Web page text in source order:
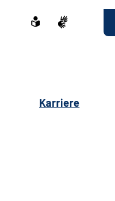
Karriere